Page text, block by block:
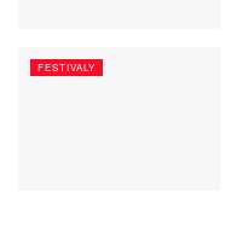
FESTIVALY